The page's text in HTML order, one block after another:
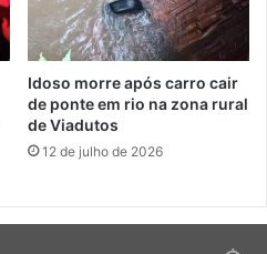
Idoso morre após carro cair
de ponte em rio na zona rural
de Viadutos
12 de julho de 2026